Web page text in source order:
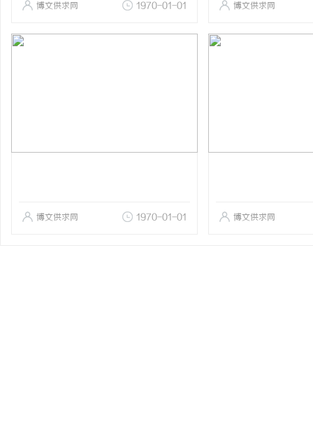
博文供求网 1970-01-01 博文供求网
博文供求网 1970-01-01 博文供求网